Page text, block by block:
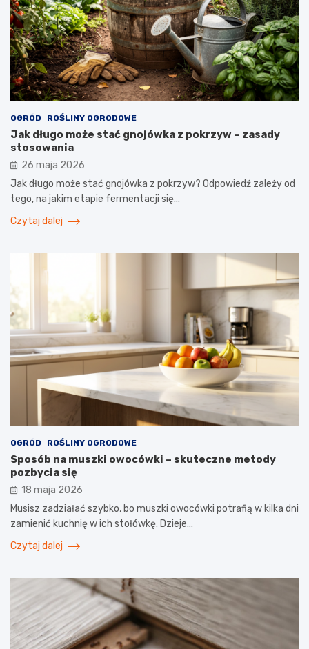
OGRÓD ROŚLINY OGRODOWE
Jak długo może stać gnojówka z pokrzyw – zasady
stosowania
26 maja 2026
Jak długo może stać gnojówka z pokrzyw? Odpowiedź zależy od
tego, na jakim etapie fermentacji się…
Czytaj dalej
OGRÓD ROŚLINY OGRODOWE
Sposób na muszki owocówki – skuteczne metody
pozbycia się
18 maja 2026
Musisz zadziałać szybko, bo muszki owocówki potrafią w kilka dni
zamienić kuchnię w ich stołówkę. Dzieje…
Czytaj dalej